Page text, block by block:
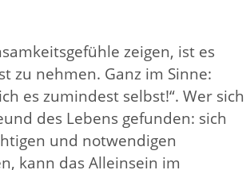
zeigen, ist es
zu nehmen. Ganz im Sinne:
es zumindest selbst!“. Wer sich
des Lebens gefunden: sich
und notwendigen
kann das Alleinsein im